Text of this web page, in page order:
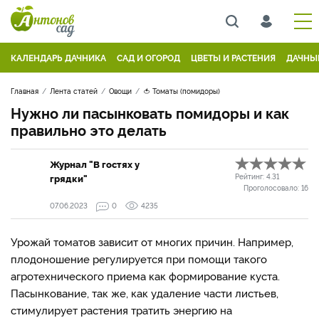
КАЛЕНДАРЬ ДАЧНИКА САД И ОГОРОД ЦВЕТЫ И РАСТЕНИЯ
Главная Лента статей Овощи 🍅 Томаты (помидоры)
Нужно ли пасынковать помидоры и как
правильно это делать
Журнал "В гостях у
грядки"
Рейтинг: 4.31
Проголосовало: 16
07.06.2023
0 4235
Урожай томатов зависит от многих причин. Например,
плодоношение регулируется при помощи такого
агротехнического приема как формирование куста.
Пасынкование, так же, как удаление части листьев,
стимулирует растения тратить энергию на